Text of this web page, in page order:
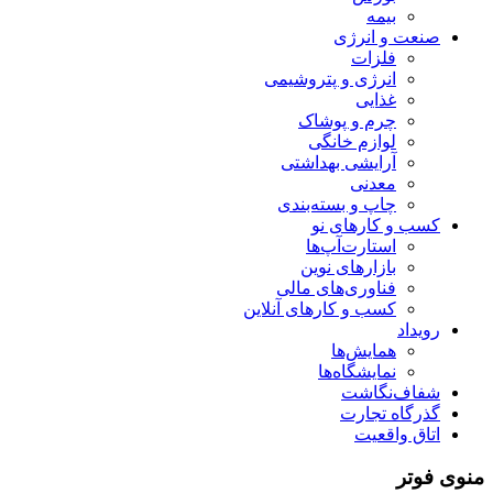
بیمه
صنعت و انرژی
فلزات
انرژی و پتروشیمی
غذایی
چرم و پوشاک
لوازم خانگی
آرایشی بهداشتی
معدنی
چاپ و بسته‌بندی
کسب و کارهای نو
استارت‌آپ‌ها
بازارهای نوین
فناوری‌های مالی
کسب و کارهای آنلاین
رویداد
همایش‌ها
نمایشگاه‌ها
شفاف‌نگاشت
گذرگاه تجارت
اتاق واقعیت
منوی فوتر